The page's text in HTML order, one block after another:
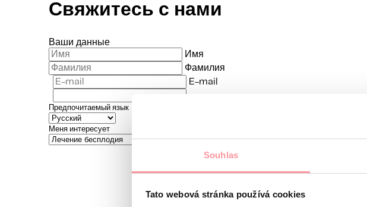
Souhlas
Tato webová stránka používá cookies
Свяжитесь с нами
Ваши данные
Имя
Фамилия
E-mail
Предпочитаемый язык
Меня интересует